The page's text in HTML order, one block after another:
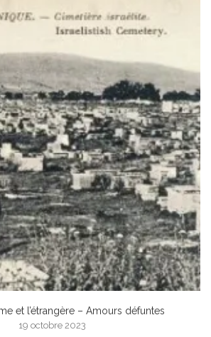
et l’étrangère – Amours défuntes
19 octobre 2023